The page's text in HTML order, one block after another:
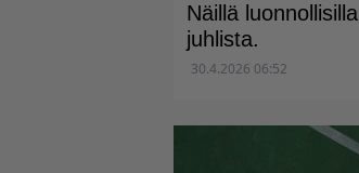
Näillä
juhlista.
30.4.2026 06:52